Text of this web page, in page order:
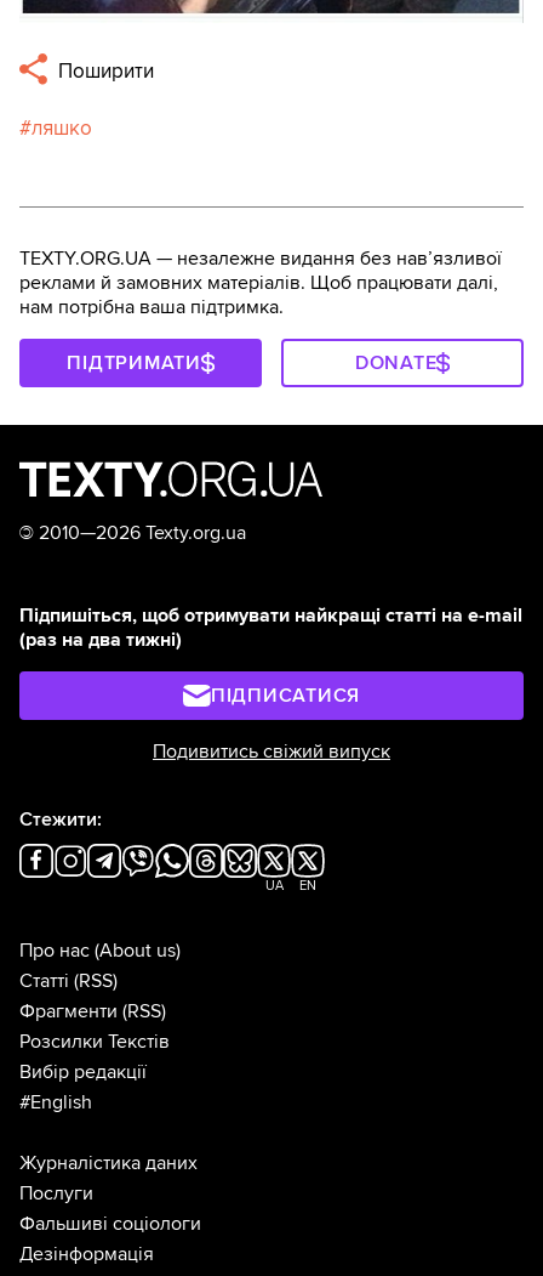
Поширити
ляшко
TEXTY.ORG.UA — незалежне видання без навʼязливої
реклами й замовних матеріалів. Щоб працювати далі,
нам потрібна ваша підтримка.
ПІДТРИМАТИ DONATE
© 2010—2026 Texty.org.ua
Підпишіться, щоб отримувати найкращі статті на e-mail
(раз на два тижні)
ПІДПИСАТИСЯ
Подивитись свіжий випуск
Стежити:
UA EN
Про нас (About us)
Статті (RSS)
Фрагменти (RSS)
Розсилки Текстів
Вибір редакції
#English
Журналістика даних
Послуги
Фальшиві соціологи
Дезінформація